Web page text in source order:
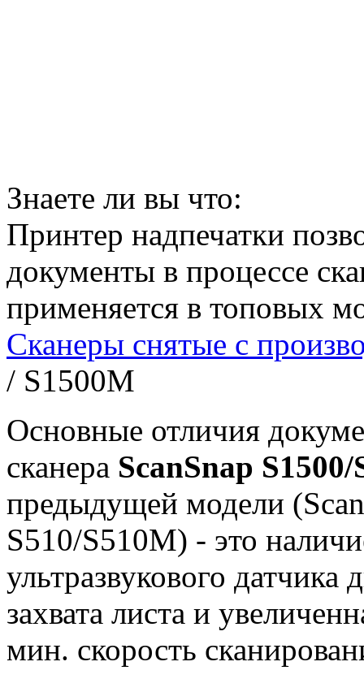
Знаете ли вы что:
Принтер надпечатки
документы в процессе
применяется в топовых
Сканеры снятые с
/ S1500M
Основные отличия
сканера ScanSnap
предыдущей модели
S510/S510M) - это
ультразвукового датчика
захвата листа и
мин. скорость